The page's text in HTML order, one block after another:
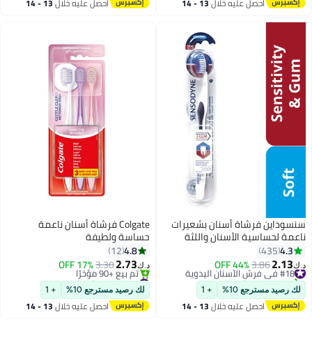
احصل عليه خلال 13 - 14 #25 في فراشي الأسنان الكهربائية احصل عليه خلال 13 - 14
سنسوداين فرشاة أسنان بشعيرات
ناعمة لحساسية الأسنان واللثة
متعددة الألوان متعدد الألوان
4.3
435
د.ك‏2.13
3.86
44% OFF #18 في فرش الأسنان اليدوية
تم بيع +40 مؤخرًا
#18 في فرش الأسنان اليدوية
لك رصيد مسترجع 10% + 1
احصل عليه خلال 13 - 14
Colgate فرشاة أسنان ناعمة
حساسة ولطيفة
4.8
12
د.ك‏2.73
3.30
17% OFF
#16 في فرش الأسنان اليدوية
أقل سعر في 7 يوم
تم بيع +90 مؤخرًا
#16 في فرش الأسنان اليدوية
لك رصيد مسترجع 10% + 1
احصل عليه خلال 13 - 14